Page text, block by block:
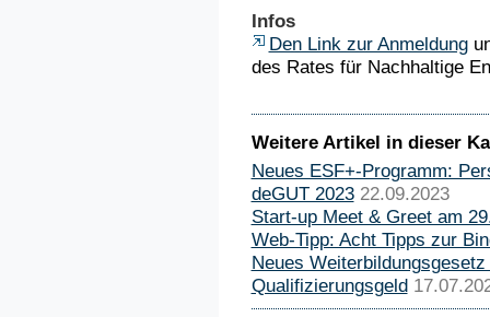
Infos
Den Link zur Anmeldung
des Rates für Nachhaltige
Weitere Artikel in dieser
Neues ESF+-Programm:
deGUT 2023 22.09.2023
Start-up Meet & Greet am
Web-Tipp: Acht Tipps zur
Neues
Qualifizierungsgeld